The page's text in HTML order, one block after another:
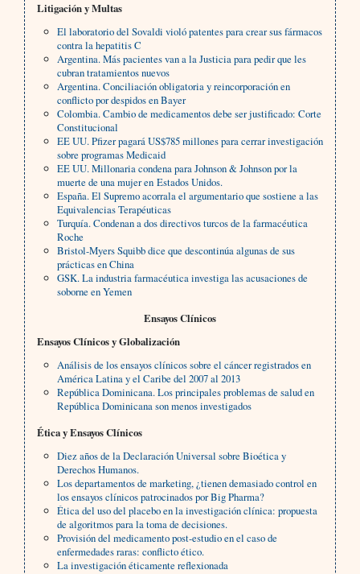
Litigación y Multas
El laboratorio del Sovaldi violó patentes para crear sus fármacos
contra la hepatitis C
Argentina. Más pacientes van a la Justicia para pedir que les
cubran tratamientos nuevos
Argentina. Conciliación obligatoria y reincorporación en
conflicto por despidos en Bayer
Colombia. Cambio de medicamentos debe ser justificado: Corte
Constitucional
EE UU. Pfizer pagará US$785 millones para cerrar investigación
sobre programas Medicaid
EE UU. Millonaria condena para Johnson & Johnson por la
muerte de una mujer en Estados Unidos.
España. El Supremo acorrala el argumentario que sostiene a las
Equivalencias Terapéuticas
Turquía. Condenan a dos directivos turcos de la farmacéutica
Roche
Bristol-Myers Squibb dice que descontinúa algunas de sus
prácticas en China
GSK. La industria farmacéutica investiga las acusaciones de
soborne en Yemen
Ensayos Clínicos
Ensayos Clínicos y Globalización
Análisis de los ensayos clínicos sobre el cáncer registrados en
América Latina y el Caribe del 2007 al 2013
República Dominicana. Los principales problemas de salud en
República Dominicana son menos investigados
Ética y Ensayos Clínicos
Diez años de la Declaración Universal sobre Bioética y
Derechos Humanos.
Los departamentos de marketing, ¿tienen demasiado control en
los ensayos clínicos patrocinados por Big Pharma?
Ética del uso del placebo en la investigación clínica: propuesta
de algoritmos para la toma de decisiones.
Provisión del medicamento post-estudio en el caso de
enfermedades raras: conflicto ético.
La investigación éticamente reflexionada